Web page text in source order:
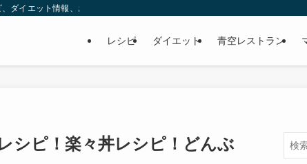
ダイエット情報、お取り寄せなどを紹介します。
レシピ ダイエット 青空レストラン
シピ！楽々丼レシピ！どんぶ